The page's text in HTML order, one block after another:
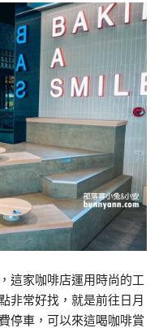
這家咖啡店運用時尚的工
非常好找，就是前往日月
停車，可以來這喝咖啡賞